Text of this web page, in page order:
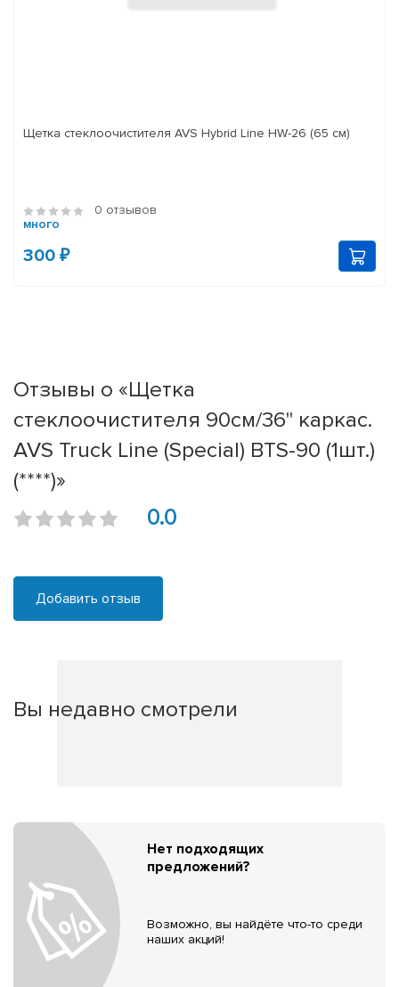
Щетка стеклоочистителя AVS Hybrid Line HW-26 (65 см)
0 отзывов
много
300 ₽
Отзывы о «Щетка
стеклоочистителя 90см/36'' каркас.
AVS Truck Line (Special) BTS-90 (1шт.)
(****)»
0.0
Добавить отзыв
Вы недавно смотрели
Нет подходящих
предложений?
Возможно, вы найдёте что-то среди
наших акций!